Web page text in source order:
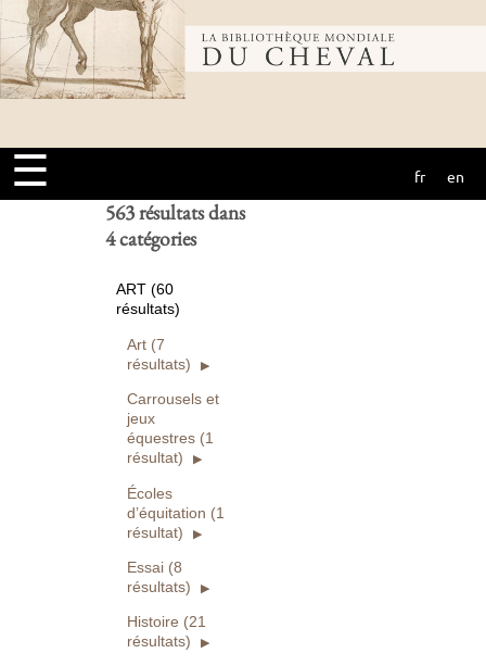
Bibliothèque
mondiale du
cheval
☰ fr en
Ouvrages
numérisés seuls
Réinitialiser
563 résultats dans
4 catégories
ART (60
résultats)
Art (7
résultats)
Carrousels et
jeux
équestres (1
résultat)
Écoles
d’équitation (1
résultat)
Essai (8
résultats)
Histoire (21
résultats)